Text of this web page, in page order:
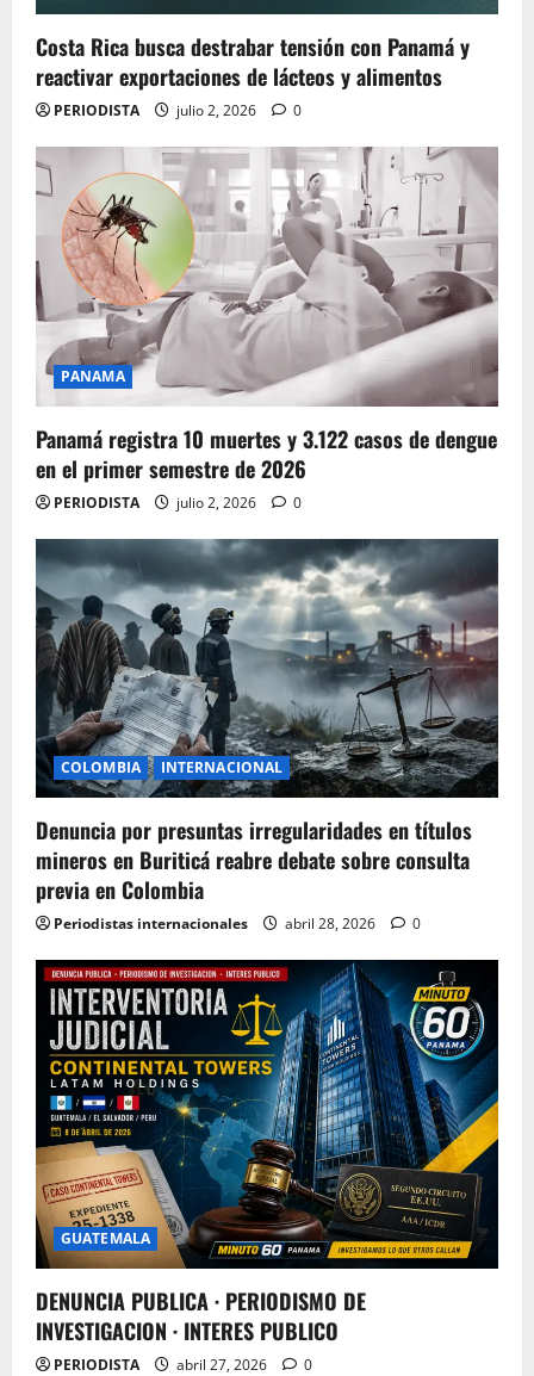
Costa Rica busca destrabar tensión con Panamá y
reactivar exportaciones de lácteos y alimentos
PERIODISTA julio 2, 2026 0
PANAMA
Panamá registra 10 muertes y 3.122 casos de dengue
en el primer semestre de 2026
PERIODISTA julio 2, 2026 0
COLOMBIA INTERNACIONAL
Denuncia por presuntas irregularidades en títulos
mineros en Buriticá reabre debate sobre consulta
previa en Colombia
Periodistas internacionales abril 28, 2026 0
GUATEMALA
DENUNCIA PUBLICA · PERIODISMO DE
INVESTIGACION · INTERES PUBLICO
PERIODISTA abril 27, 2026 0